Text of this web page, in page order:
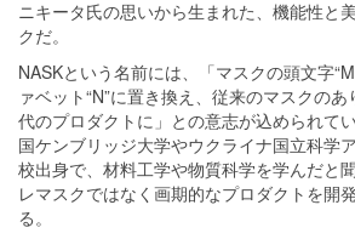
ニキータ氏の思いから生まれた、機能性と
クだ。
NASKという名前には、「マスクの頭文字
ァベット“N”に置き換え、従来のマスクの
代のプロダクトに」との意志が込められて
国ケンブリッジ大学やウクライナ国立科学
校出身で、材料工学や物質科学を学んだと
レマスクではなく画期的なプロダクトを開
る。